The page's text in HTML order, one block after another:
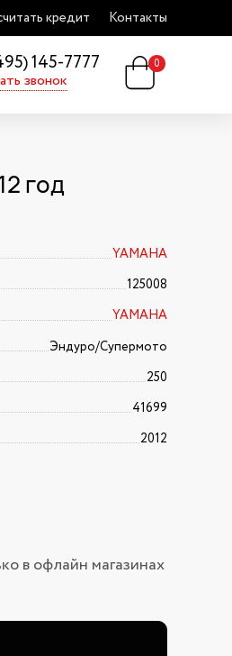
кредит Контакты
145-7777
звонок
0
год
YAMAHA
125008
YAMAHA
Эндуро/Супермото
250
41699
2012
в офлайн магазинах